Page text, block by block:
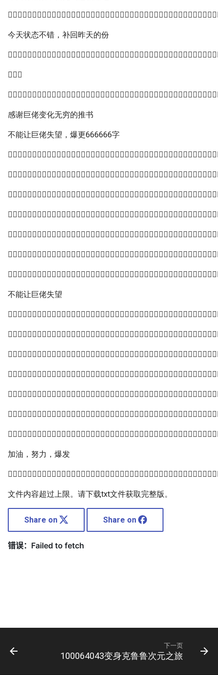
今天状态不错，补回昨天的份

感谢巨佬变化无穷的推书
不能让巨佬失望，爆更666666字
不能让巨佬失望
加油，努力，爆发
文件内容超过上限。请下载txt文件获取完整版。
Share on Share on
下一页
100064043变身克鲁鲁次元之旅